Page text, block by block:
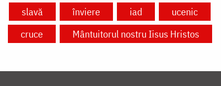
slavă
înviere iad
ucenic
cruce
Mântuitorul nostru Iisus Hristos